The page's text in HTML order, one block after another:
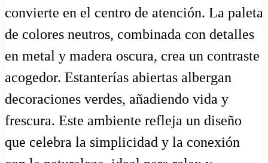
convierte en el centro de atención. La paleta
de colores neutros, combinada con detalles
en metal y madera oscura, crea un contraste
acogedor. Estanterías abiertas albergan
decoraciones verdes, añadiendo vida y
frescura. Este ambiente refleja un diseño
que celebra la simplicidad y la conexión